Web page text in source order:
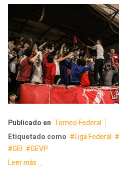
Publicado en Torneo Federal
Etiquetado como
Liga Federal
GEI
GEVP
Leer más ...